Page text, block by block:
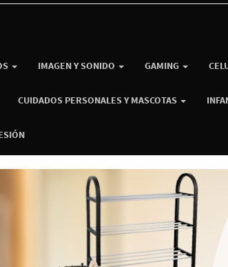
IMAGEN Y SONIDO GAMING
CUIDADOS PERSONALES Y MASCOTAS